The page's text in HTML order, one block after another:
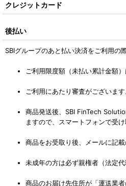
クレジットカード
後払い
SBIグループのあと払い決済をご利用の際
ご利用限度額（未払い累計金額
ご利用にあたり審査がございま
商品発送後、SBI FinTech
ますので、スマートフォンで受
商品をお受取り後、メールに記
未成年の方は必ず親権者（法定
商品のお届け先住所が「運送業